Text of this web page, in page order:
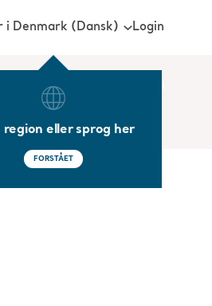
i Denmark (Dansk)
region eller sprog her
FORSTÅET
Login